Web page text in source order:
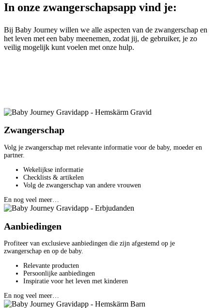
In onze zwangerschapsapp vind je:
Bij Baby Journey willen we alle aspecten van de zwangerschap en
het leven met een baby meenemen, zodat jij, de gebruiker, je zo
veilig mogelijk kunt voelen met onze hulp.
Zwangerschap
Volg je zwangerschap met relevante informatie voor de baby, moeder en
partner.
Wekelijkse informatie
Checklists & artikelen
Volg de zwangerschap van andere vrouwen
En nog veel meer…
Aanbiedingen
Profiteer van exclusieve aanbiedingen die zijn afgestemd op je
zwangerschap en op de baby.
Relevante producten
Persoonlijke aanbiedingen
Inspiratie voor het leven met kinderen
En nog veel meer…